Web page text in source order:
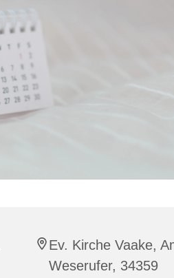
Ev. Kirche Vaake,
Weserufer, 34359